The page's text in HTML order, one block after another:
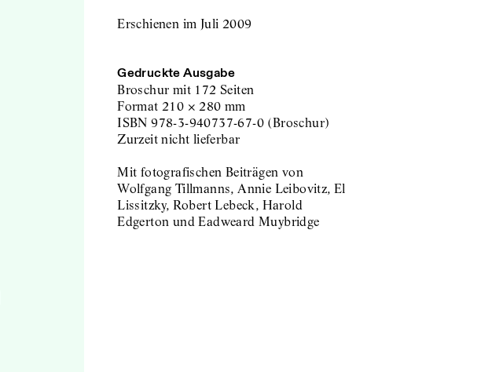
Erschienen im Juli 2009
Gedruckte Ausgabe
Broschur mit 172 Seiten
Format 210 ×280 mm
ISBN 978-3-940737-67-0(Broschur)
zurzeit nicht lieferbar
Mit fotografischen Beiträgen von
Wolfgang Tillmanns, Annie Leibovitz, El
Lissitzky, Robert Lebeck, Harold
Edgerton und Eadweard Muybridge